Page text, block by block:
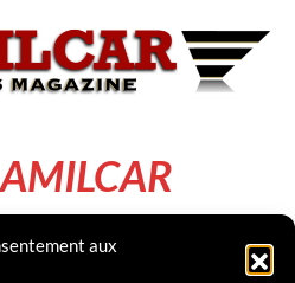
aux
AMILCAR